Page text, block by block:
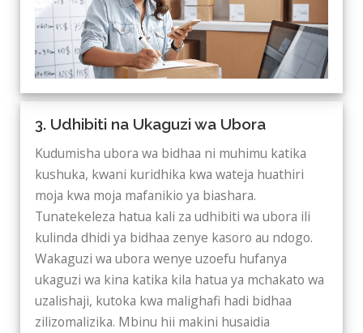
3. Udhibiti na Ukaguzi wa Ubora
Kudumisha ubora wa bidhaa ni muhimu katika
kushuka, kwani kuridhika kwa wateja huathiri
moja kwa moja mafanikio ya biashara.
Tunatekeleza hatua kali za udhibiti wa ubora ili
kulinda dhidi ya bidhaa zenye kasoro au ndogo.
Wakaguzi wa ubora wenye uzoefu hufanya
ukaguzi wa kina katika kila hatua ya mchakato wa
uzalishaji, kutoka kwa malighafi hadi bidhaa
zilizomalizika. Mbinu hii makini husaidia